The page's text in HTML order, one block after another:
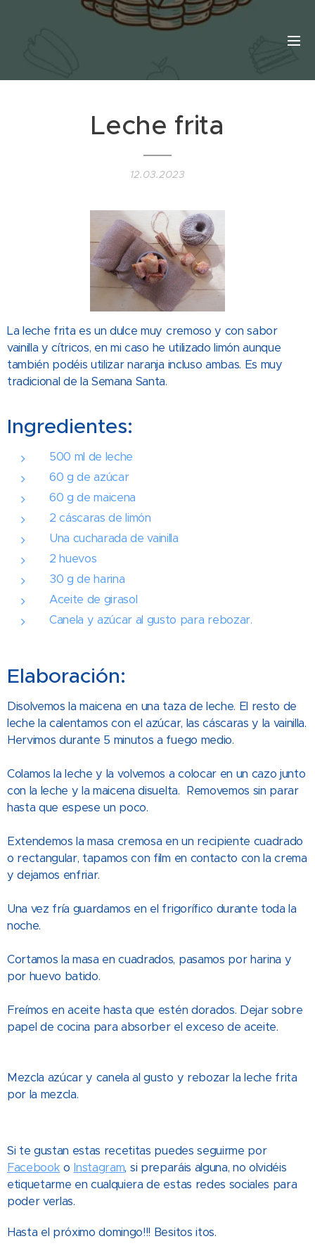
Leche frita
12.03.2023
La leche frita es un dulce muy cremoso y con sabor
vainilla y cítricos, en mi caso he utilizado limón aunque
también podéis utilizar naranja incluso ambas. Es muy
tradicional de la Semana Santa.
Ingredientes:
500 ml de leche
60 g de azúcar
60 g de maicena
2 cáscaras de limón
Una cucharada de vainilla
2 huevos
30 g de harina
Aceite de girasol
Canela y azúcar al gusto para rebozar.
Elaboración:
Disolvemos la maicena en una taza de leche. El resto de
leche la calentamos con el azúcar, las cáscaras y la vainilla.
Hervimos durante 5 minutos a fuego medio.
Colamos la leche y la volvemos a colocar en un cazo junto
con la leche y la maicena disuelta. Removemos sin parar
hasta que espese un poco.
Extendemos la masa cremosa en un recipiente cuadrado
o rectangular, tapamos con film en contacto con la crema
y dejamos enfriar.
Una vez fría guardamos en el frigorífico durante toda la
noche.
Cortamos la masa en cuadrados, pasamos por harina y
por huevo batido.
Freímos en aceite hasta que estén dorados. Dejar sobre
papel de cocina para absorber el exceso de aceite.
Mezcla azúcar y canela al gusto y rebozar la leche frita
por la mezcla.
Si te gustan estas recetitas puedes seguirme por
Facebook o Instagram, si preparáis alguna, no olvidéis
etiquetarme en cualquiera de estas redes sociales para
poder verlas.
Hasta el próximo domingo!!! Besitos itos.